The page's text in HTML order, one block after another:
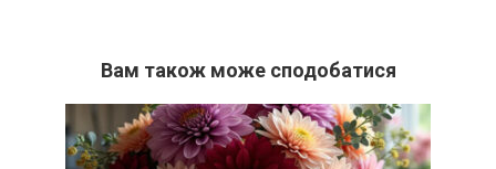
Вам також може сподобатися